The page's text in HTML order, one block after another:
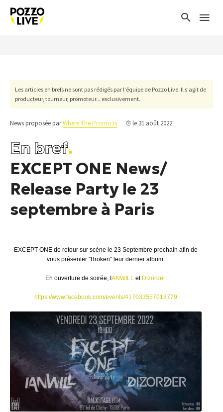
Les articles en brefs ne sont pas rédigés par l'équipe de Pozzo Live. Il s'agit de
producteur, tourneur, promoteur... exclusivement.
News proposée parWhere The Promo Is le 31 août 2022
En bref.
EXCEPT ONE News/
Release Party le 23
septembre à Paris
EXCEPT ONE de retour sur scène le 23 Septembre prochain afin de
vous présenter "Broken" leur dernier album.
En ouverture de soirée, I ANWILLet Dizorder
https://www.facebook.com/events/417033557018779